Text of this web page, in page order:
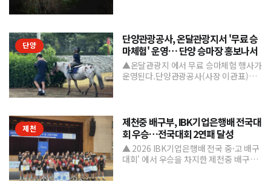
단양
단양관광공사, 온달관광지서 '무료 승
마체험' 운영… 단양 승마장 홍보나서
▲온달관광지 에서 무료 승마체험 행사가
운영된다.단양관광공사(사장 이관표)가
제천
제천중 배구부, IBK기업은행배 전국대
회 우승…전국대회 2연패 달성
▲ 2026 IBK기업은행배 전국 중·고 배구
대회' 에서 우승을 차지한 제천중 배구부.